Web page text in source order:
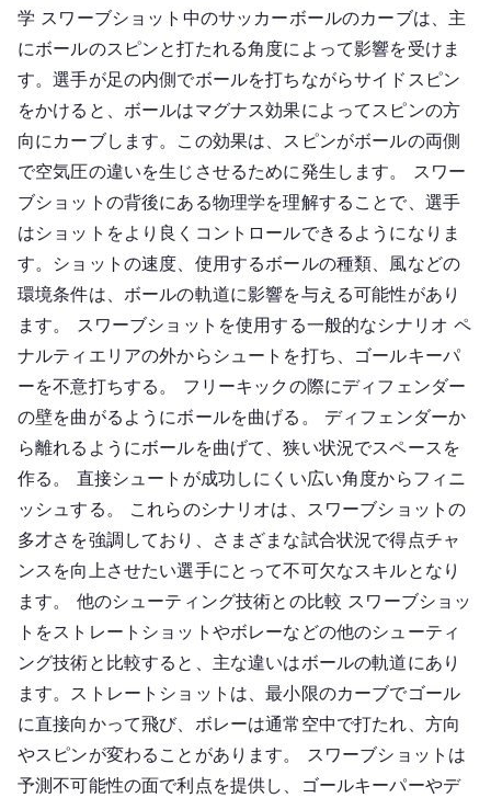
学 スワーブショット中のサッカーボールのカーブは、主
にボールのスピンと打たれる角度によって影響を受けま
す。選手が足の内側でボールを打ちながらサイドスピン
をかけると、ボールはマグナス効果によってスピンの方
向にカーブします。この効果は、スピンがボールの両側
で空気圧の違いを生じさせるために発生します。 スワー
ブショットの背後にある物理学を理解することで、選手
はショットをより良くコントロールできるようになりま
す。ショットの速度、使用するボールの種類、風などの
環境条件は、ボールの軌道に影響を与える可能性があり
ます。 スワーブショットを使用する一般的なシナリオ ペ
ナルティエリアの外からシュートを打ち、ゴールキーパ
ーを不意打ちする。 フリーキックの際にディフェンダー
の壁を曲がるようにボールを曲げる。 ディフェンダーか
ら離れるようにボールを曲げて、狭い状況でスペースを
作る。 直接シュートが成功しにくい広い角度からフィニ
ッシュする。 これらのシナリオは、スワーブショットの
多才さを強調しており、さまざまな試合状況で得点チャ
ンスを向上させたい選手にとって不可欠なスキルとなり
ます。 他のシューティング技術との比較 スワーブショッ
トをストレートショットやボレーなどの他のシューティ
ング技術と比較すると、主な違いはボールの軌道にあり
ます。ストレートショットは、最小限のカーブでゴール
に直接向かって飛び、ボレーは通常空中で打たれ、方向
やスピンが変わることがあります。 スワーブショットは
予測不可能性の面で利点を提供し、ゴールキーパーやデ